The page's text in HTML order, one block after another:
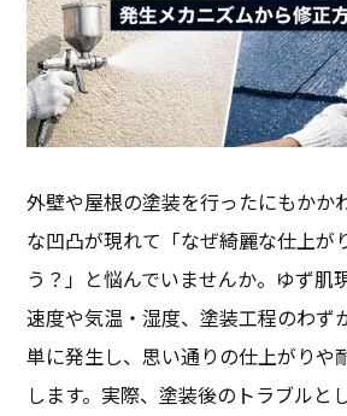
外壁や屋根の塗装を行ったにもかか
な凹凸が現れて「なぜ綺麗な仕上が
う？」と悩んでいませんか。ゆず肌
速度や気温・湿度、塗装工程のわず
単に発生し、思い通りの仕上がりや
します。実際、塗装後のトラブルと